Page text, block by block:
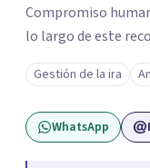
Compromiso humano. Toda la experiencia que he
lo largo de este
una forma de vida
certeza de quien
el mando de mi
pacientes en un
Gestión de la ira
WhatsApp